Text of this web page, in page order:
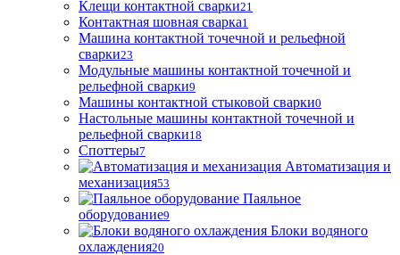
Клещи контактной сварки21
Контактная шовная сварка1
Машина контактной точечной и рельефной
сварки23
Модульные машины контактной точечной и
рельефной сварки9
Машины контактной стыковой сварки0
Настольные машины контактной точечной и
рельефной сварки18
Споттеры7
Автоматизация и
механизация53
Паяльное
оборудование9
Блоки водяного
охлаждения20